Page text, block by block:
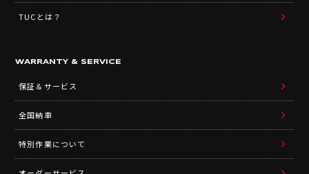
TUCとは？
WARRANTY & SERVICE
保証＆サービス
全国納車
特別作業について